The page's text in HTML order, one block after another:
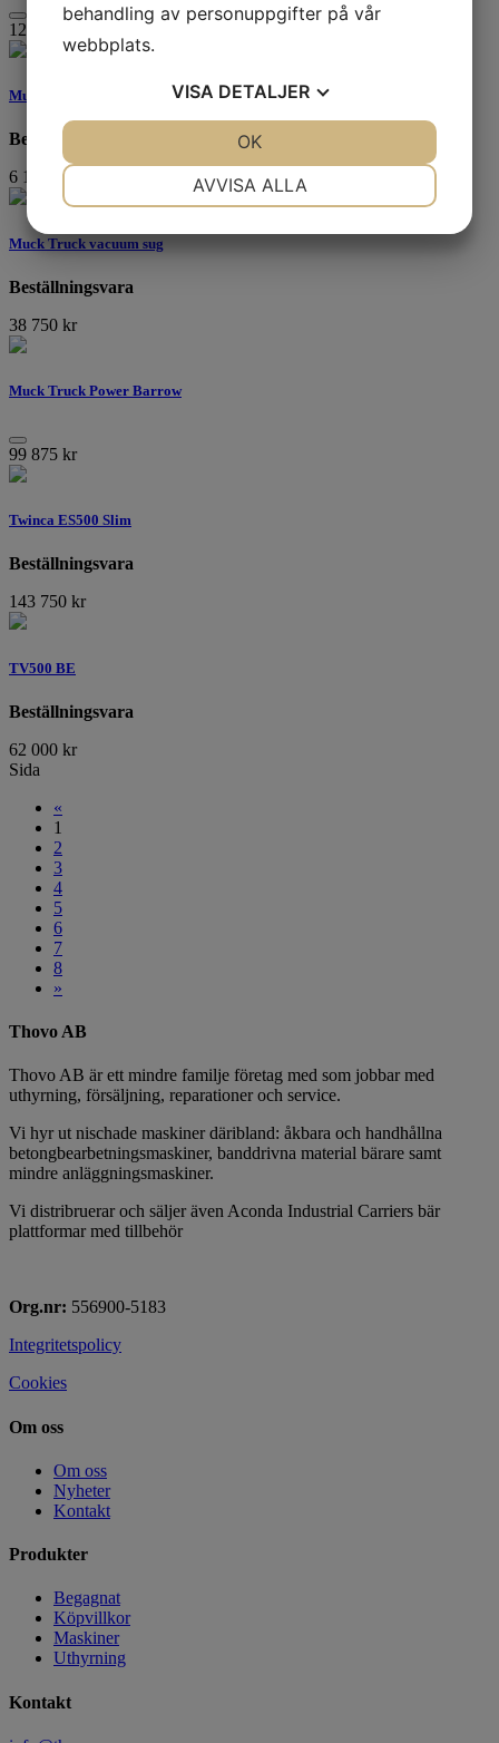
12 488
Muck Truck gräsdäck (2 st hjul)
Beställningsvara
6 188
kr
Muck Truck vacuum sug
Beställningsvara
38 750 kr
Muck Truck Power Barrow
99 875 kr
Twinca ES500 Slim
Beställningsvara
143 750 kr
TV500 BE
Beställningsvara
62 000 kr
Sida
«
1
2
3
4
5
6
7
8
»
Thovo AB
Thovo AB är ett mindre familje företag med som jobbar med
uthyrning, försäljning, reparationer och service.
Vi hyr ut nischade maskiner däribland: åkbara och handhållna
betongbearbetningsmaskiner, banddrivna material bärare samt
mindre anläggningsmaskiner.
Vi distribruerar och säljer även Aconda Industrial Carriers bär
plattformar med tillbehör
Org.nr: 556900-5183
Integritetspolicy
Cookies
Om oss
Om oss
Nyheter
Kontakt
Produkter
Begagnat
Köpvillkor
Maskiner
Uthyrning
Kontakt
behandling av personuppgifter på vår
webbplats.
VISA DETALJER
MARKNADSFÖRING
AVVISA ALLA
OK